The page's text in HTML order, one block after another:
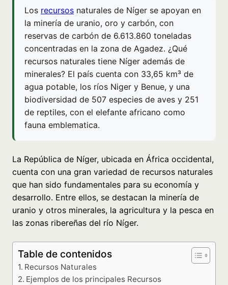
Los recursos naturales de Níger se apoyan en
la minería de uranio, oro y carbón, con
reservas de carbón de 6.613.860 toneladas
concentradas en la zona de Agadez. ¿Qué
recursos naturales tiene Níger además de
minerales? El país cuenta con 33,65 km³ de
agua potable, los ríos Niger y Benue, y una
biodiversidad de 507 especies de aves y 251
de reptiles, con el elefante africano como
fauna emblematica.
La República de Níger, ubicada en África occidental,
cuenta con una gran variedad de recursos naturales
que han sido fundamentales para su economía y
desarrollo. Entre ellos, se destacan la minería de
uranio y otros minerales, la agricultura y la pesca en
las zonas ribereñas del río Níger.
Table de contenidos
Recursos Naturales
Ejemplos de los principales Recursos